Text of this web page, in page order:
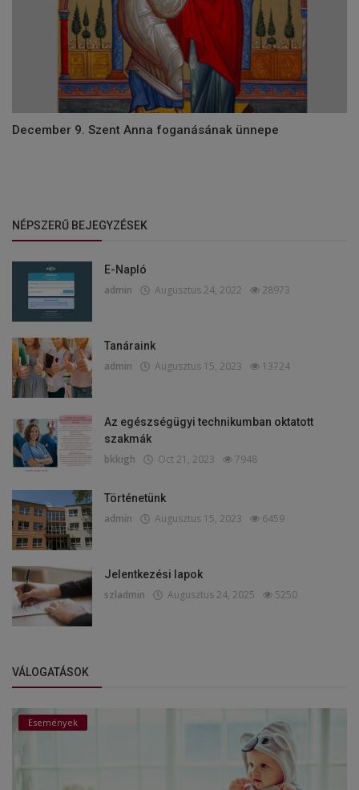
December 9. Szent Anna foganásának ünnepe
NÉPSZERŰ BEJEGYZÉSEK
E-Napló
admin Augusztus 24, 2022 28973
Tanáraink
admin Augusztus 15, 2023 13724
Az egészségügyi technikumban oktatott
szakmák
bkkigh Oct 21, 2023 7948
Történetünk
admin Augusztus 15, 2023 6459
Jelentkezési lapok
szladmin Augusztus 24, 2025 5250
VÁLOGATÁSOK
Események